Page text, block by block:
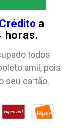
a
horas.
todos
amil, pois
seu cartão.